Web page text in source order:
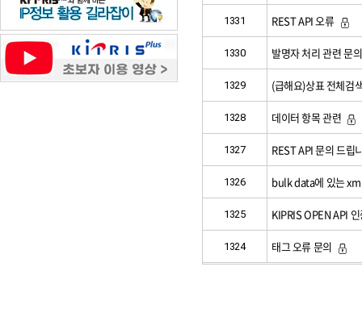
1331 REST API 오류
1330 발명자 처리 관련 문
1329 (급해요)상표 전체검
1328 데이터 항목 관련
1327 REST API 문의 드립
1326 bulk data에 있는
1325 KIPRIS OPEN API
1324 태그 오류 문의